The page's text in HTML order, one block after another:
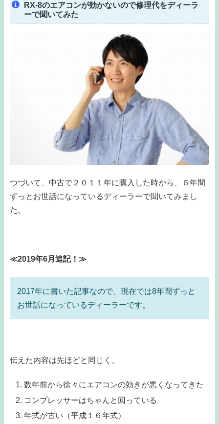
RX-8のエアコンが効かないので修理代をディーラ
ーで聞いてみた
つづいて、中古で２０１１年に購入した時から、６年間
ずっとお世話になっているディーラーで聞いてみまし
た。
≪2019年6月追記！≫
2017年に書いた記事なので、現在では8年間ずっと
お世話になっているディーラーです。
伝えた内容は先ほどと同じく、
数年前から徐々にエアコンの効きが悪くなってきた
コンプレッサーはちゃんと回っている
年式が古い（平成１６年式）